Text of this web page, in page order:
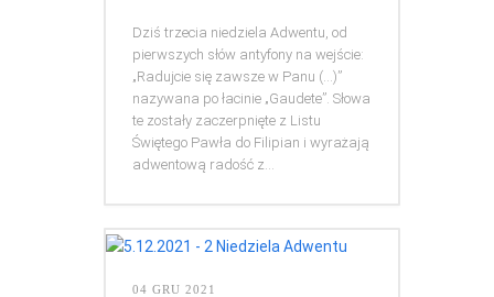
Dziś trzecia niedziela Adwentu, od
pierwszych słów antyfony na wejście:
„Radujcie się zawsze w Panu (…)”
nazywana po łacinie „Gaudete”. Słowa
te zostały zaczerpnięte z Listu
Świętego Pawła do Filipian i wyrażają
adwentową radość z...
04 GRU 2021